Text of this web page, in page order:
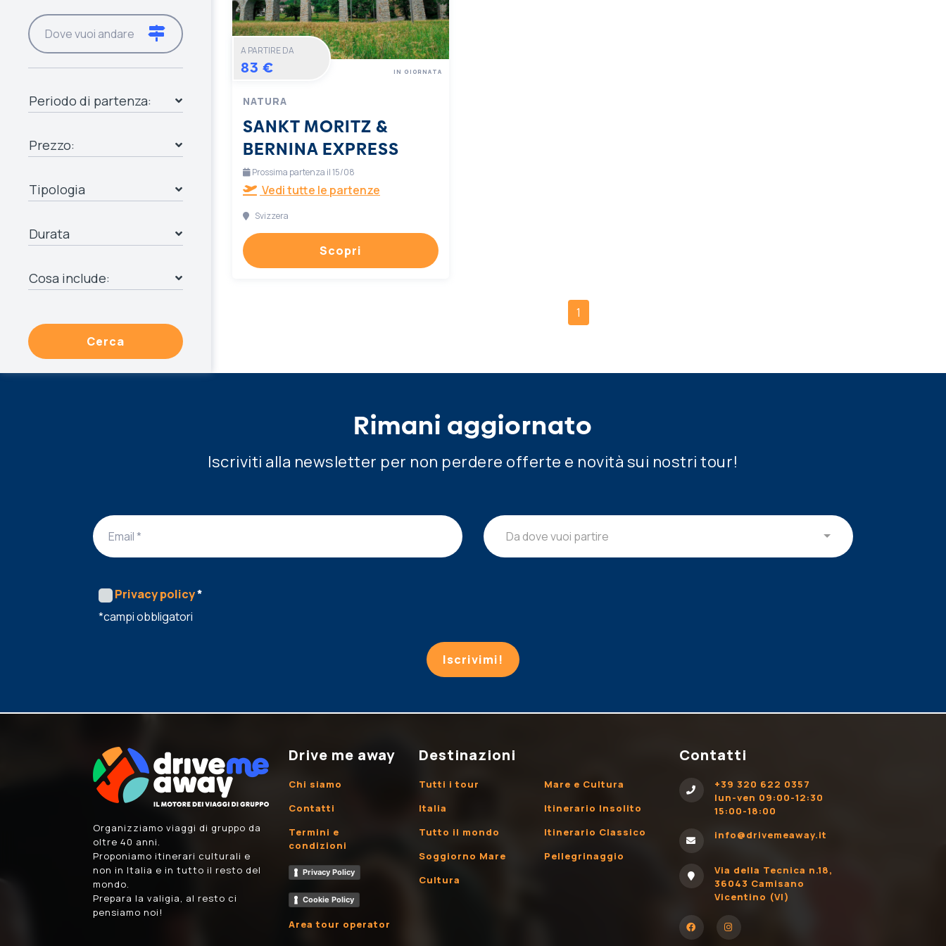
Periodo di partenza:
Prezzo:
Tipologia
Durata
Cosa include:
Cerca
A PARTIRE DA
83 €
NATURA
SANKT MORITZ &
BERNINA EXPRESS
IN GIORNATA
Prossima partenza il 15/08
Vedi tutte le partenze
Svizzera
Scopri
1
Rimani aggiornato
Iscriviti alla newsletter per non perdere offerte e novità sui nostri tour!
Da dove vuoi partire
Privacy policy*
*campi obbligatori
Iscrivimi!
Organizziamo viaggi di gruppo da
oltre 40 anni.
Proponiamo itinerari culturali e
non in Italia e in tutto il resto del
mondo.
Prepara la valigia, al resto ci
pensiamo noi!
Drive me away
Chi siamo
Contatti
Termini e
condizioni
Privacy Policy
Cookie Policy
Area tour operator
Destinazioni
Tutti i tour
Italia
Tutto il mondo
Soggiorno Mare
Cultura
Mare e Cultura
Itinerario Insolito
Itinerario Classico
Pellegrinaggio
Contatti
+39 320 622 0357
lun-ven 09:00-12:30
15:00-18:00
info@drivemeaway.it
Via della Tecnica n.18,
36043 Camisano
Vicentino (VI)